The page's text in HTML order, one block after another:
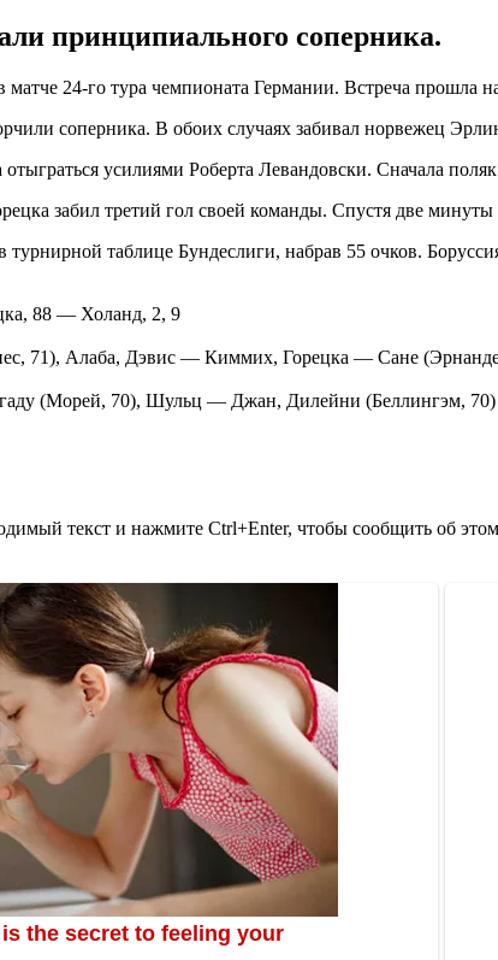
принципиального соперника.
24-го тура чемпионата Германии. Встреча
соперника. В обоих случаях забивал норвежец
усилиями Роберта Левандовски. Сначала
забил третий гол своей команды. Спустя две
турнирной таблице Бундеслиги, набрав 55 очков.
88 — Холанд, 2, 9
71), Алаба, Дэвис — Киммих, Горецка — Сане
(Морей, 70), Шульц — Джан, Дилейни (Беллингэм,
текст и нажмите Ctrl+Enter, чтобы сообщить об